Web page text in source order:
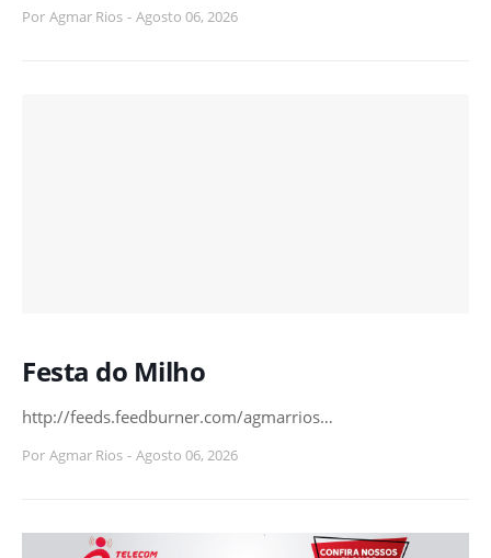
Por Agmar Rios - Agosto 06, 2026
Festa do Milho
http://feeds.feedburner.com/agmarrios…
Por Agmar Rios - Agosto 06, 2026